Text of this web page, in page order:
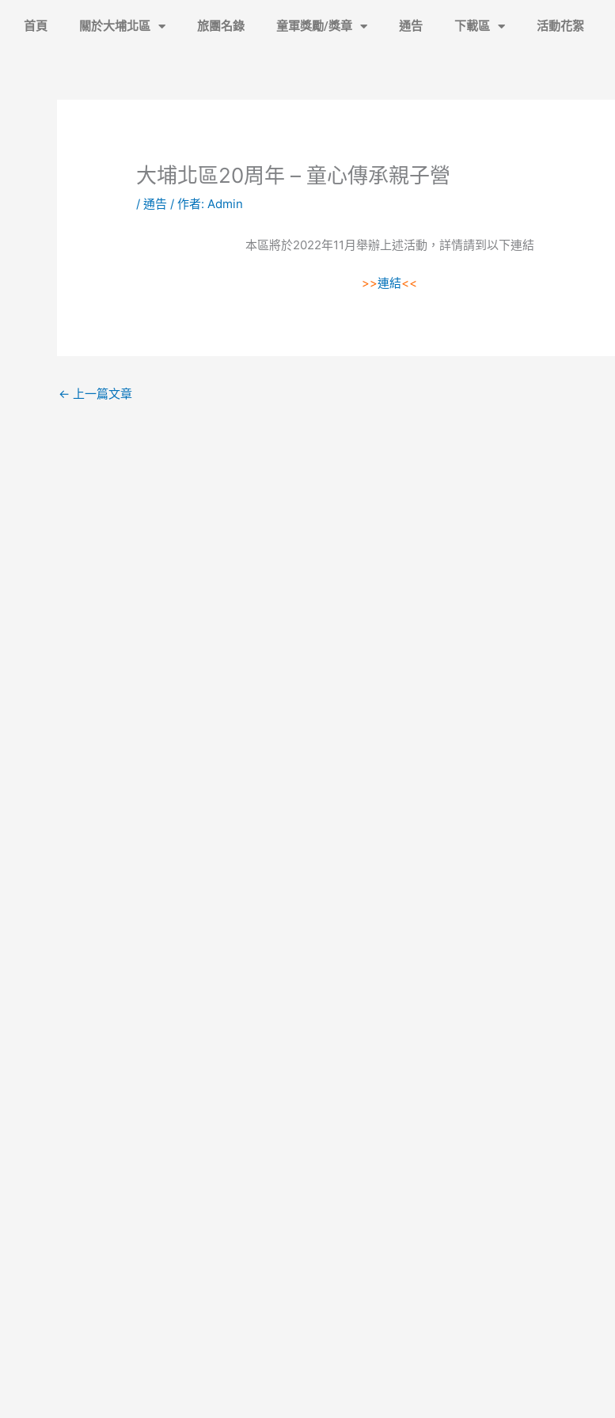
首頁 關於大埔北區 旅團名錄 童軍獎勵/獎章 通告 下載區 活動花絮
大埔北區20周年 – 童心傳承親子營
/通告 / 作者:Admin
本區將於2022年11月舉辦上述活動，詳情請到以下連結
>>連結<<
← 上一篇文章